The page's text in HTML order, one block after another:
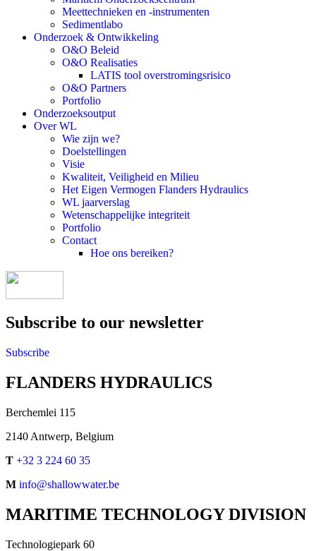
Meettechnieken en -instrumenten
Sedimentlabo
Onderzoek & Ontwikkeling
O&O Beleid
O&O Realisaties
LATIS tool overstromingsrisico
O&O Partners
Portfolio
Onderzoeksoutput
Over WL
Wie zijn we?
Doelstellingen
Visie
Kwaliteit, Veiligheid en Milieu
Het Eigen Vermogen Flanders Hydraulics
WL jaarverslag
Wetenschappelijke integriteit
Portfolio
Contact
Hoe ons bereiken?
Subscribe to our newsletter
Subscribe
FLANDERS HYDRAULICS
Berchemlei 115
2140 Antwerp, Belgium
T +32 3 224 60 35
M info@shallowwater.be
MARITIME TECHNOLOGY DIVISION
Technologiepark 60